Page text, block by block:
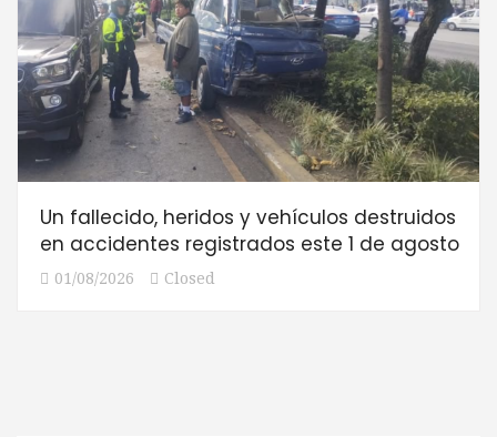
Un fallecido, heridos y vehículos destruidos
en accidentes registrados este 1 de agosto
01/08/2026 Closed